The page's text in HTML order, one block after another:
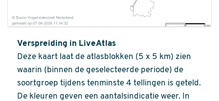
Verspreiding in LiveAtlas
Deze kaart laat de atlasblokken (5 x 5 km) zien
waarin (binnen de geselecteerde periode) de
soortgroep tijdens tenminste 4 tellingen is geteld.
De kleuren geven een aantalsindicatie weer. In